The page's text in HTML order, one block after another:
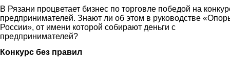
В Рязани процветает бизнес по торговле победой на
предпринимателей. Знают ли об этом в руководстве
России», от имени которой собирают деньги с
предпринимателей?
Конкурс без правил